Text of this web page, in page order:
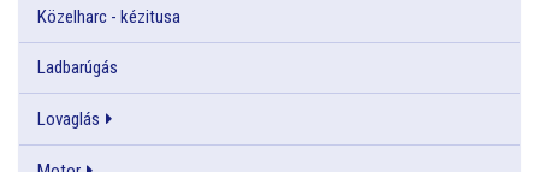
Közelharc - kézitusa
Ladbarúgás
Lovaglás